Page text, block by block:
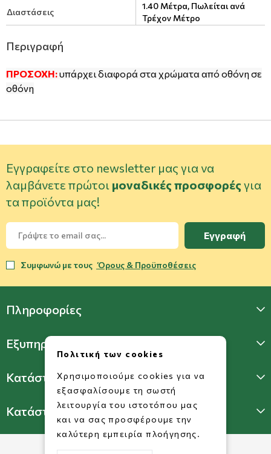
Διαστάσεις
1.40 Μέτρα, Πωλείται ανά
Τρέχον Μέτρο
Περιγραφή
ΠΡΟΣΟΧΗ:υπάρχει διαφορά στα χρώματα από οθόνη σε
οθόνη
Εγγραφείτε στο newsletter μας για να
λαμβάνετε πρώτοι μοναδικές προσφορές για
τα προϊόντα μας!
Εγγραφή
Συμφωνώ με τους Όρους & Προϋποθέσεις
Πληροφορίες
Εξυπηρέτηση Πελατών
Κατάστημα Γλυφάδας
Κατάστημα Πατησίων
Πολιτική των cookies
Χρησιμοποιούμε cookies για να
εξασφαλίσουμε τη σωστή
λειτουργία του ιστοτόπου μας
και να σας προσφέρουμε την
καλύτερη εμπειρία πλοήγησης.